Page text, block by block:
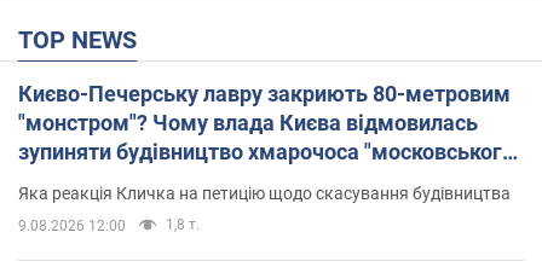
TOP NEWS
Києво-Печерську лавру закриють 80-метровим
"монстром"? Чому влада Києва відмовилась
зупиняти будівництво хмарочоса "московського
вірянина"
Яка реакція Кличка на петицію щодо скасування будівництва
9.08.2026 12:00 1,8 т.